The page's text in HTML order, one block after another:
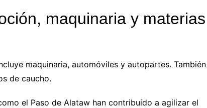
maquinaria y materias
maquinaria, automóviles y autopartes. También
de caucho.
el Paso de Alataw han contribuido a agilizar el